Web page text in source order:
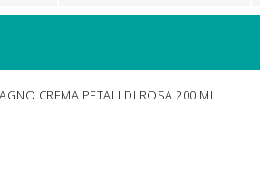
Dietetica
CREMA PETALI DI ROSA 200 ML